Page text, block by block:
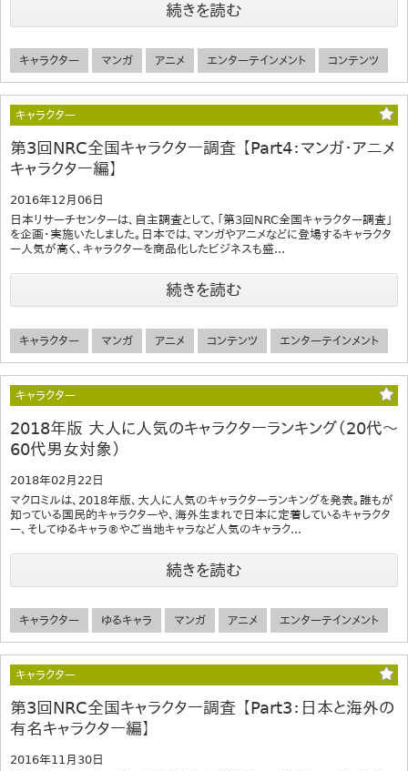
続きを読む
キャラクター マンガ アニメ エンターテインメント コンテンツ
キャラクター
第3回NRC全国キャラクター調査 【Part4：マンガ・アニメ
キャラクター編】
2016年12月06日
日本リサーチセンターは、自主調査として、「第3回NRC全国キャラクター調査」
を企画・実施いたしました。日本では、マンガやアニメなどに登場するキャラクタ
ー人気が高く、キャラクターを商品化したビジネスも盛...
続きを読む
キャラクター マンガ アニメ コンテンツ エンターテインメント
キャラクター
2018年版 大人に人気のキャラクターランキング（20代～
60代男女対象）
2018年02月22日
マクロミルは、2018年版、大人に人気のキャラクターランキングを発表。誰もが
知っている国民的キャラクターや、海外生まれで日本に定着しているキャラクタ
ー、そしてゆるキャラ®やご当地キャラなど人気のキャラク...
続きを読む
キャラクター ゆるキャラ マンガ アニメ エンターテインメント
キャラクター
第3回NRC全国キャラクター調査 【Part3：日本と海外の
有名キャラクター編】
2016年11月30日